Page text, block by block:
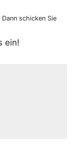
schi­cken Sie
ein!